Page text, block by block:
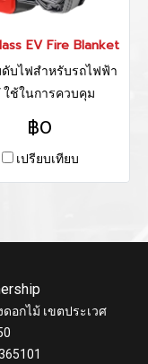
EV Fire Blanket
บไฟสำหรับรถไฟฟ้า
ใช้ในการควบคุม
: อาคารที่มีจอดรถ EV
มบิน โรงพยาบาล ห้าง
ค้า อาคารสำนักงาน
รี่ สถานีบริการน้ำมัน
฿0
เปรียบเทียบ
อกไม้ เขตประเวศ